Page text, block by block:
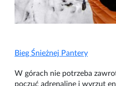
Bieg Śnieżnej Pantery
W górach nie potrzeba
poczuć adrenalinę i wyrzut